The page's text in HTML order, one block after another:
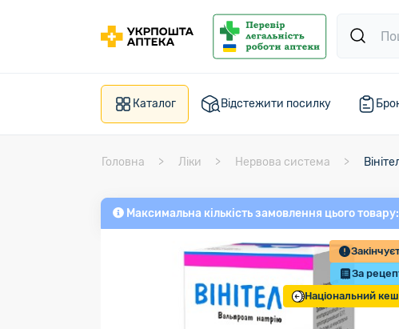
Каталог Відстежити посилку
Головна Ліки Нервова система
Максимальна кількість замовлення цього товару:
За
Національний